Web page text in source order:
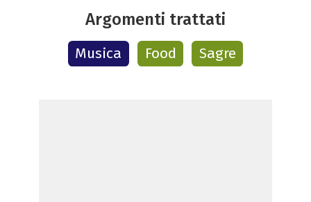
Argomenti trattati
Musica Food Sagre